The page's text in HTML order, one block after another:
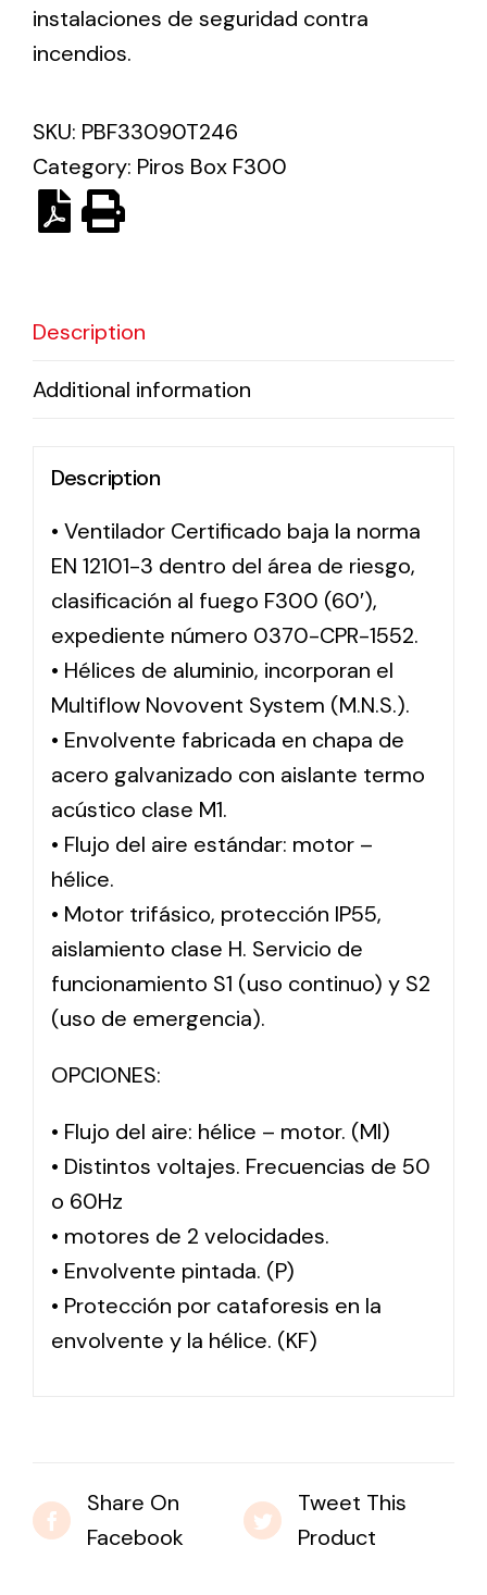
Variedad de soluciones solares para todo tipo
de necesidades.
Solar lighting
Variety of solar solutions for all kinds of needs.
instalaciones de seguridad contra
incendios.
SKU: PBF33090T246
Category: Piros Box F300
Description
Additional information
Description
• Ventilador Certificado baja la norma
EN 12101-3 dentro del área de riesgo,
clasificación al fuego F300 (60′),
expediente número 0370-CPR-1552.
• Hélices de aluminio, incorporan el
Multiflow Novovent System (M.N.S.).
• Envolvente fabricada en chapa de
acero galvanizado con aislante termo
acústico clase M1.
• Flujo del aire estándar: motor –
hélice.
• Motor trifásico, protección IP55,
aislamiento clase H. Servicio de
funcionamiento S1 (uso continuo) y S2
(uso de emergencia).
OPCIONES:
• Flujo del aire: hélice – motor. (MI)
• Distintos voltajes. Frecuencias de 50
o 60Hz
• motores de 2 velocidades.
• Envolvente pintada. (P)
• Protección por cataforesis en la
envolvente y la hélice. (KF)
Share On
Facebook
Tweet This
Product